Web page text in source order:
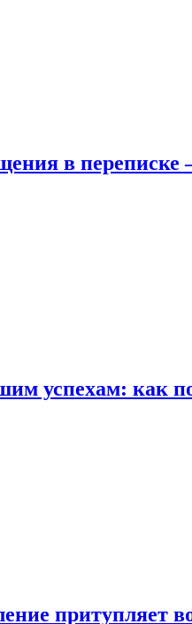
в
успехам: как
притупляет